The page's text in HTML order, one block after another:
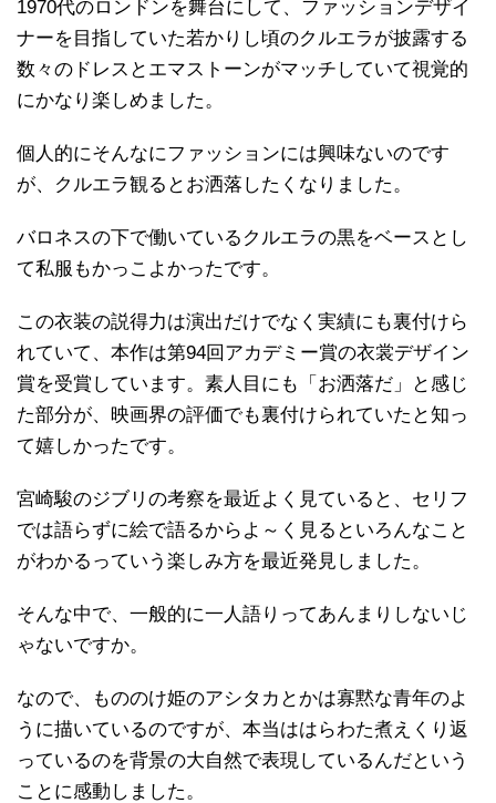
1970代のロンドンを舞台にして、ファッションデザイ
ナーを目指していた若かりし頃のクルエラが披露する
数々のドレスとエマストーンがマッチしていて視覚的
にかなり楽しめました。
個人的にそんなにファッションには興味ないのです
が、クルエラ観るとお洒落したくなりました。
バロネスの下で働いているクルエラの黒をベースとし
て私服もかっこよかったです。
この衣装の説得力は演出だけでなく実績にも裏付けら
れていて、本作は第94回アカデミー賞の衣裳デザイン
賞を受賞しています。素人目にも「お洒落だ」と感じ
た部分が、映画界の評価でも裏付けられていたと知っ
て嬉しかったです。
宮崎駿のジブリの考察を最近よく見ていると、セリフ
では語らずに絵で語るからよ～く見るといろんなこと
がわかるっていう楽しみ方を最近発見しました。
そんな中で、一般的に一人語りってあんまりしないじ
ゃないですか。
なので、もののけ姫のアシタカとかは寡黙な青年のよ
うに描いているのですが、本当ははらわた煮えくり返
っているのを背景の大自然で表現しているんだという
ことに感動しました。